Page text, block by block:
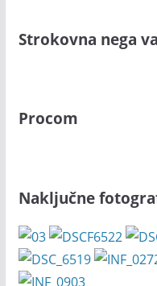
Strokovna nega
Procom
Naključne